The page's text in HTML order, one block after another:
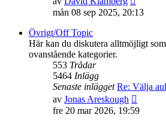
till
inlägget
mån 08 sep 2025, 20:13
Övrigt/Off Topic
Här kan du diskutera alltmöjligt
ovanstående kategorier.
553 Trådar
5464 Inlägg
Senaste inlägget Re: Välja
av Jonas Areskough
till
fre 20 mar 2026, 19:59